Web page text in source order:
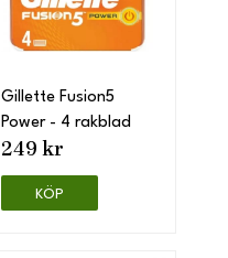
Gillette Fusion5
Power - 4 rakblad
249 kr
KÖP